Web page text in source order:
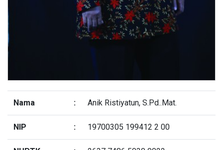
Nama : Anik Ristiyatun, S.Pd..Mat.
NIP : 19700305 199412 2 00